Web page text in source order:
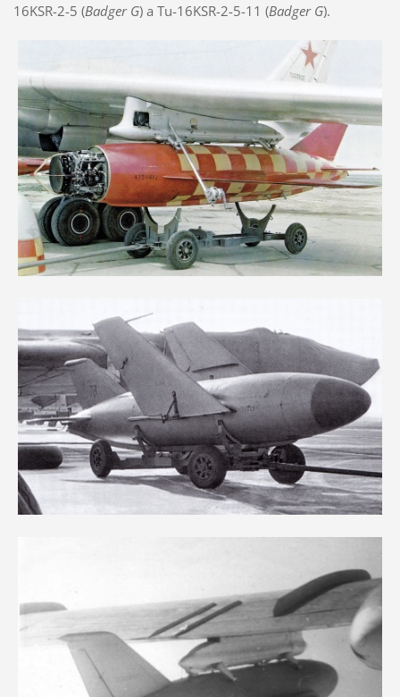
16KSR-2-5 (Badger G) a Tu-16KSR-2-5-11 (Badger G).